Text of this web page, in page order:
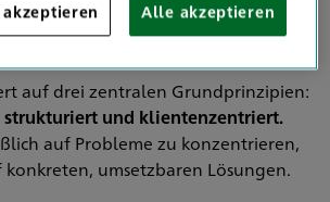
wird, lassen sich Lösungen
passen.
auf drei zentralen Grundprinzipien:
und klientenzentriert.
auf Probleme zu konzentrieren,
umsetzbaren Lösungen.
Alle akzeptieren